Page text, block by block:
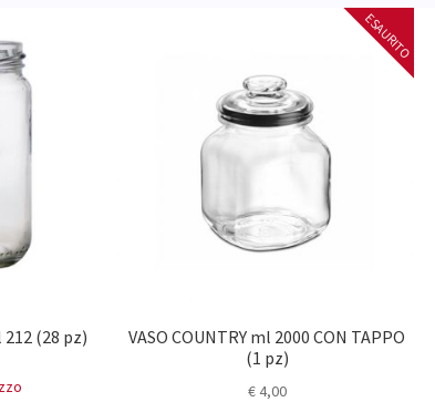
212 (28 pz)
VASO COUNTRY ml 2000 CON TAPPO
(1 pz)
€4,00